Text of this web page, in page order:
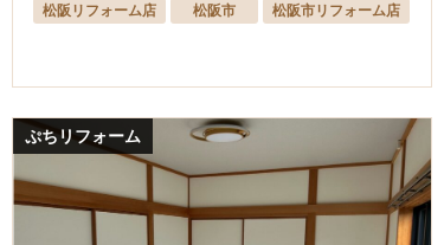
松阪リフォーム店
松阪市 松阪市リフォーム店
ぷちリフォーム